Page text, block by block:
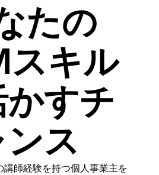
たの
スキル
かすチ
ンス
師経験を持つ個人事業主を